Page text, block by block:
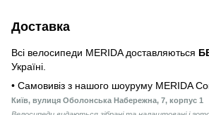
Доставка
Всі велосипеди MERIDA доставляються
Україні.
• Самовивіз з нашого шоуруму MERIDA
Київ, вулиця Оболонська Набережна, 7, корпус 1